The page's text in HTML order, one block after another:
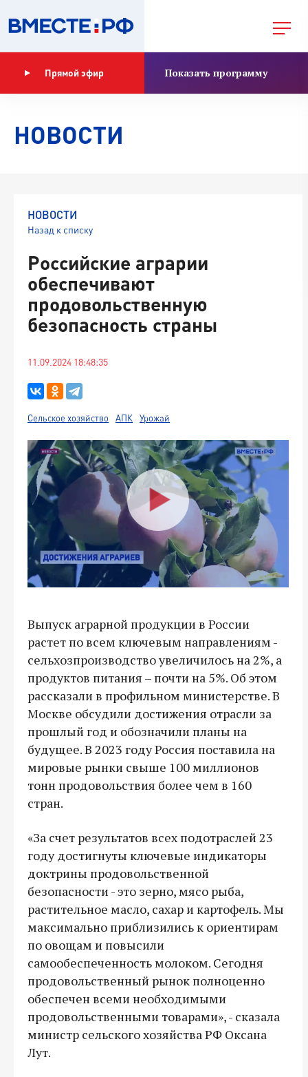
Прямой эфир Показать программу
НОВОСТИ
НОВОСТИ
Назад к списку
Российские аграрии
обеспечивают
продовольственную
безопасность страны
11.09.2024 18:48:35
Сельское хозяйство АПК Урожай
Выпуск аграрной продукции в России
растет по всем ключевым направлениям -
сельхозпроизводство увеличилось на 2%, а
продуктов питания – почти на 5%. Об этом
рассказали в профильном министерстве. В
Москве обсудили достижения отрасли за
прошлый год и обозначили планы на
будущее. В 2023 году Россия поставила на
мировые рынки свыше 100 миллионов
тонн продовольствия более чем в 160
стран.
«За счет результатов всех подотраслей 23
году достигнуты ключевые индикаторы
доктрины продовольственной
безопасности - это зерно, мясо рыба,
растительное масло, сахар и картофель. Мы
максимально приблизились к ориентирам
по овощам и повысили
самообеспеченность молоком. Сегодня
продовольственный рынок полноценно
обеспечен всеми необходимыми
продовольственными товарами», - сказала
министр сельского хозяйства РФ Оксана
Лут.